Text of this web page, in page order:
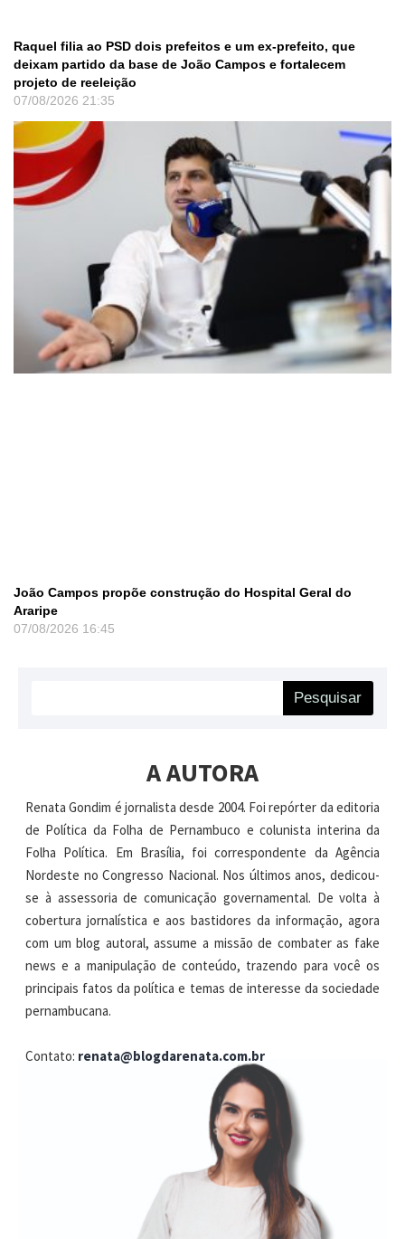
Raquel filia ao PSD dois prefeitos e um ex-prefeito, que
deixam partido da base de João Campos e fortalecem
projeto de reeleição
07/08/2026 21:35
João Campos propõe construção do Hospital Geral do
Araripe
07/08/2026 16:45
Pesquisar
A AUTORA
Renata Gondim é jornalista desde 2004. Foi repórter da editoria
de Política da Folha de Pernambuco e colunista interina da
Folha Política. Em Brasília, foi correspondente da Agência
Nordeste no Congresso Nacional. Nos últimos anos, dedicou-
se à assessoria de comunicação governamental. De volta à
cobertura jornalística e aos bastidores da informação, agora
com um blog autoral, assume a missão de combater as fake
news e a manipulação de conteúdo, trazendo para você os
principais fatos da política e temas de interesse da sociedade
pernambucana.
Contato: renata@blogdarenata.com.br